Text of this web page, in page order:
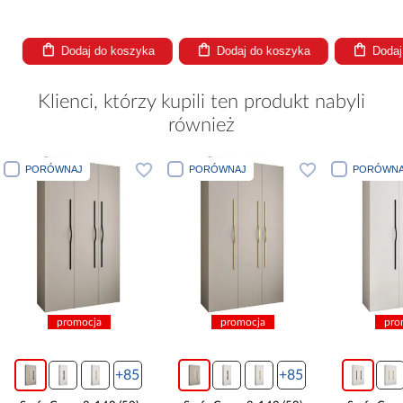
Dodaj do koszyka Dodaj do koszyka
Klienci, którzy kupili ten produkt nabyli
również
PORÓWNAJ
promocja
+85
PORÓWNAJ
promocja
+85